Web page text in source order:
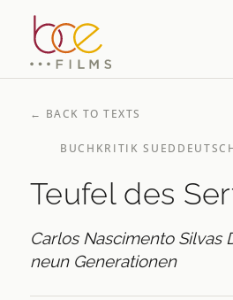
← BACK TO TEXTS
BUCHKRITIK
Teufel des
Carlos Nascimento Silvas
neun Generationen